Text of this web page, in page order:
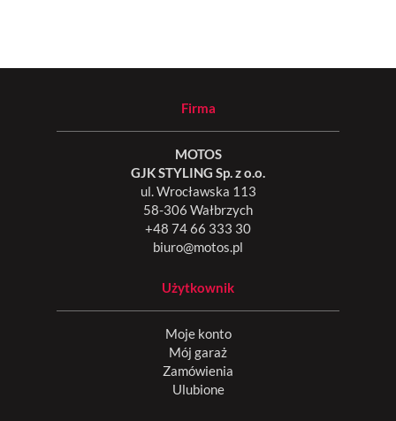
Firma
MOTOS
GJK STYLING Sp. z o.o.
ul. Wrocławska 113
58-306 Wałbrzych
+48 74 66 333 30
biuro@motos.pl
Użytkownik
Moje konto
Mój garaż
Zamówienia
Ulubione